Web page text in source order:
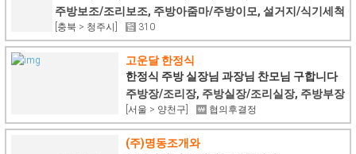
주방보조/조리보조, 주방아줌마/주방이모, 설거지/식기세척
[충북 > 청주시] 310
고운달 한정식
한정식 주방 실장님 과장님 찬모님 구합니다
주방장/조리장, 주방실장/조리실장, 주방부장
[서울 > 양천구] 협의후결정
(주)명동조개와